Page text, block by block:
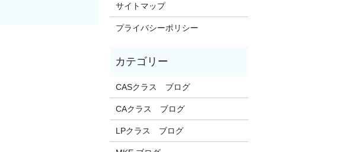
サイトマップ
プライバシーポリシー
CASクラス ブログ
CAクラス ブログ
LPクラス ブログ